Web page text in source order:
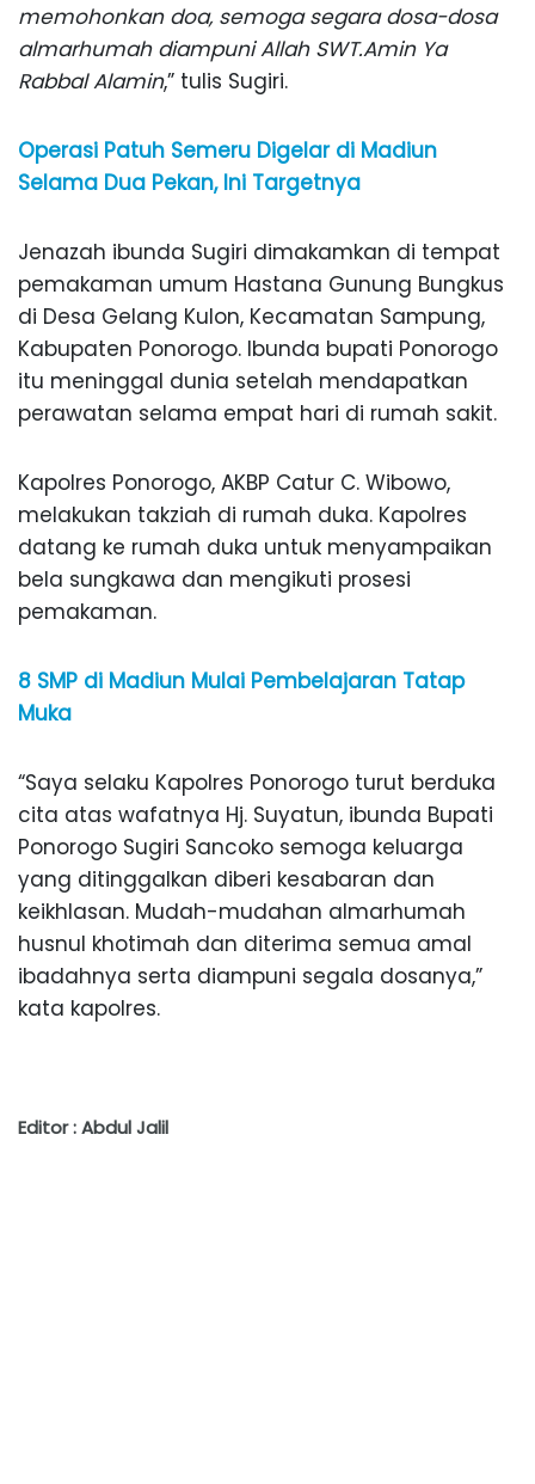
memohonkan doa, semoga segara dosa-dosa
almarhumah diampuni Allah SWT.Amin Ya
Rabbal Alamin,” tulis Sugiri.
Operasi Patuh Semeru Digelar di Madiun
Selama Dua Pekan, Ini Targetnya
Jenazah ibunda Sugiri dimakamkan di tempat
pemakaman umum Hastana Gunung Bungkus
di Desa Gelang Kulon, Kecamatan Sampung,
Kabupaten Ponorogo. Ibunda bupati Ponorogo
itu meninggal dunia setelah mendapatkan
perawatan selama empat hari di rumah sakit.
Kapolres Ponorogo, AKBP Catur C. Wibowo,
melakukan takziah di rumah duka. Kapolres
datang ke rumah duka untuk menyampaikan
bela sungkawa dan mengikuti prosesi
pemakaman.
8 SMP di Madiun Mulai Pembelajaran Tatap
Muka
“Saya selaku Kapolres Ponorogo turut berduka
cita atas wafatnya Hj. Suyatun, ibunda Bupati
Ponorogo Sugiri Sancoko semoga keluarga
yang ditinggalkan diberi kesabaran dan
keikhlasan. Mudah-mudahan almarhumah
husnul khotimah dan diterima semua amal
ibadahnya serta diampuni segala dosanya,”
kata kapolres.
Editor : Abdul Jalil